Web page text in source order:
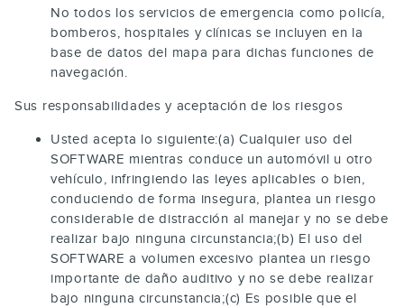
No todos los servicios de emergencia como policía,
bomberos, hospitales y clínicas se incluyen en la
base de datos del mapa para dichas funciones de
navegación.
Sus responsabilidades y aceptación de los riesgos
Usted acepta lo siguiente:(a) Cualquier uso del
SOFTWARE mientras conduce un automóvil u otro
vehículo, infringiendo las leyes aplicables o bien,
conduciendo de forma insegura, plantea un riesgo
considerable de distracción al manejar y no se debe
realizar bajo ninguna circunstancia;(b) El uso del
SOFTWARE a volumen excesivo plantea un riesgo
importante de daño auditivo y no se debe realizar
bajo ninguna circunstancia;(c) Es posible que el